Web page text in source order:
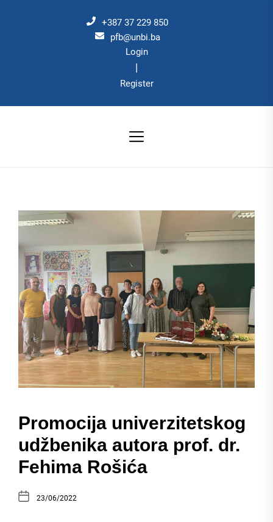
+387 37 229 850
pfb@unbi.ba
Login
|
Register
Promocija univerzitetskog
udžbenika autora prof. dr.
Fehima Rošića
23/06/2022